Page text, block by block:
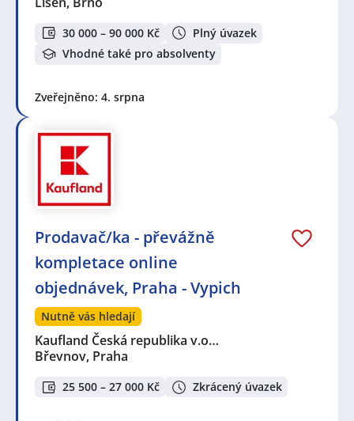
30 000 – 90 000 Kč
Plný úvazek
Vhodné také pro absolventy
Zveřejněno: 4. srpna
Prodavač/ka - převážně
kompletace online
objednávek, Praha - Vypich
Nutně vás hledají
Kaufland Česká republika v.o…
Břevnov, Praha
25 500 – 27 000 Kč Zkrácený úvazek